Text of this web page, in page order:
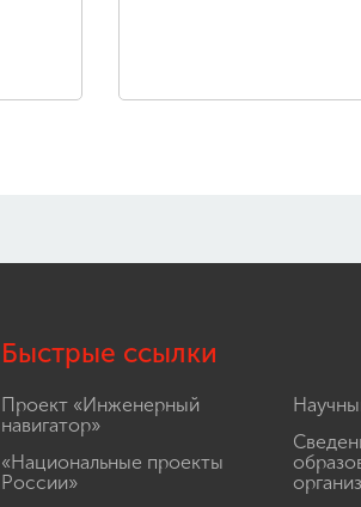
Быстрые ссылки
Проект «Инженерный
навигатор»
«Национальные проекты
России»